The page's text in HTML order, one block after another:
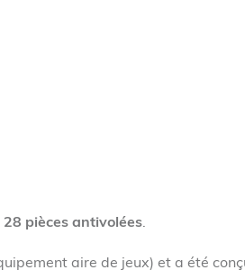
pièces antivolées.
aire de jeux) et a été